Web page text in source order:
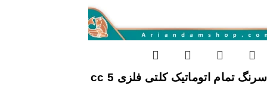
سرنگ تمام اتوماتیک کلتی فلزی 5 cc